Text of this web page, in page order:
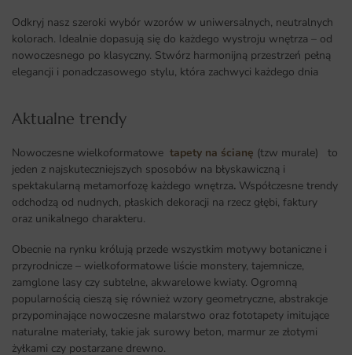
Odkryj nasz szeroki wybór wzorów w uniwersalnych, neutralnych
kolorach. Idealnie dopasują się do każdego wystroju wnętrza – od
nowoczesnego po klasyczny. Stwórz harmonijną przestrzeń pełną
elegancji i ponadczasowego stylu, która zachwyci każdego dnia
Aktualne trendy​
Nowoczesne wielkoformatowe tapety na ścianę (tzw murale) to
jeden z najskuteczniejszych sposobów na błyskawiczną i
spektakularną metamorfozę każdego wnętrza. Współczesne trendy
odchodzą od nudnych, płaskich dekoracji na rzecz głębi, faktury
oraz unikalnego charakteru.
Obecnie na rynku królują przede wszystkim motywy botaniczne i
przyrodnicze – wielkoformatowe liście monstery, tajemnicze,
zamglone lasy czy subtelne, akwarelowe kwiaty. Ogromną
popularnością cieszą się również wzory geometryczne, abstrakcje
przypominające nowoczesne malarstwo oraz fototapety imitujące
naturalne materiały, takie jak surowy beton, marmur ze złotymi
żyłkami czy postarzane drewno.